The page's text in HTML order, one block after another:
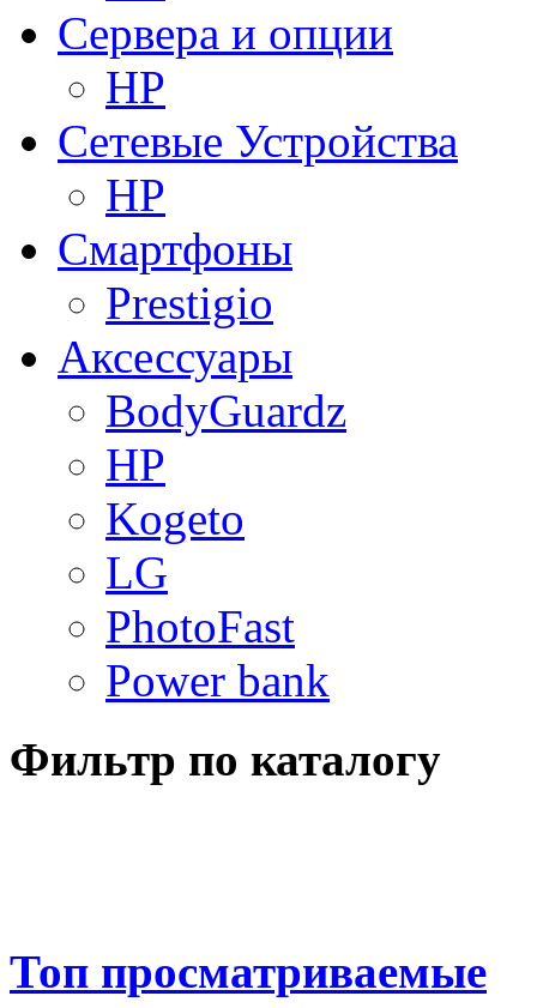
Сервера и опции
HP
Сетевые Устройства
HP
Смартфоны
Prestigio
Аксессуары
BodyGuardz
HP
Kogeto
LG
PhotoFast
Power bank
Фильтр по каталогу
Топ просматриваемые